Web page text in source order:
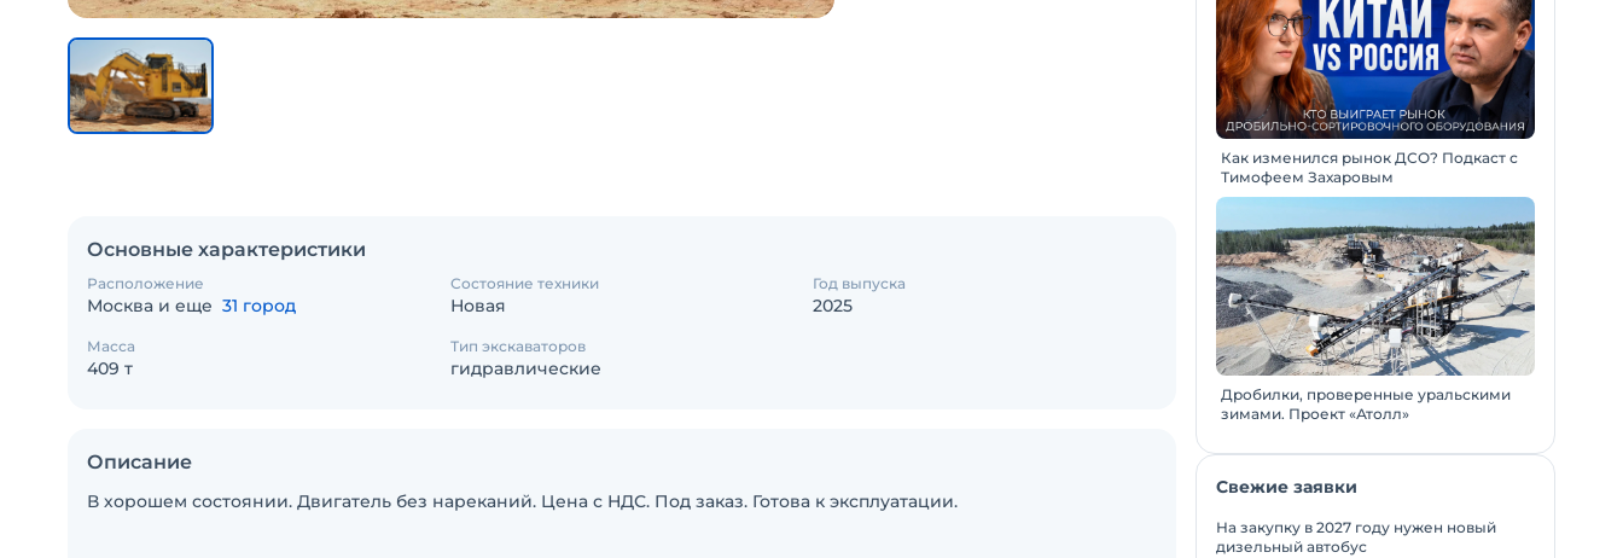
Основные характеристики
Расположение
Москва и еще 31 город
Состояние техники
Новая
Год выпуска
2025
Масса
409 т
Тип экскаваторов
гидравлические
Описание
В хорошем состоянии. Двигатель без нареканий. Цена с НДС. Под заказ. Готова к эксплуатации.
Как изменился рынок ДСО? Подкаст с
Тимофеем Захаровым
Дробилки, проверенные уральскими
зимами. Проект «Атолл»
Свежие заявки
На закупку в 2027 году нужен новый
дизельный автобус